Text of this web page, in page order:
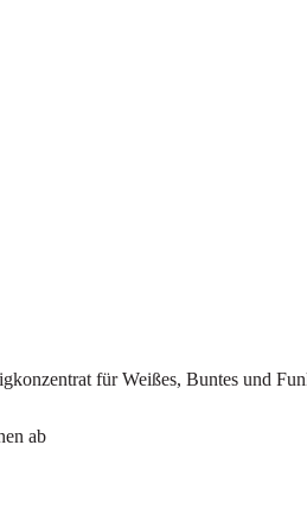
für Weißes, Buntes und
ab